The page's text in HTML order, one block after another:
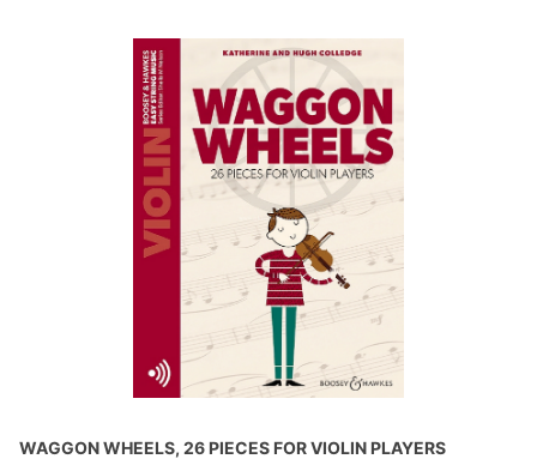
WAGGON WHEELS, 26 PIECES FOR VIOLIN PLAYERS